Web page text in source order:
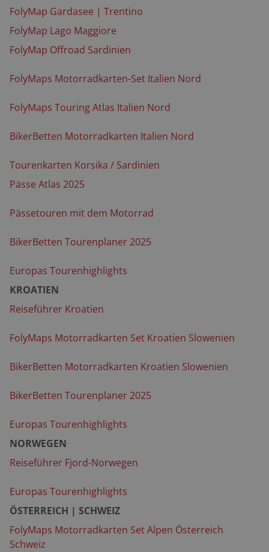
FolyMap Gardasee | Trentino
FolyMap Lago Maggiore
FolyMap Offroad Sardinien
FolyMaps Motorradkarten-Set Italien Nord
FolyMaps Touring Atlas Italien Nord
BikerBetten Motorradkarten Italien Nord
Tourenkarten Korsika / Sardinien
Pässe Atlas 2025
Pässetouren mit dem Motorrad
BikerBetten Tourenplaner 2025
Europas Tourenhighlights
KROATIEN
Reiseführer Kroatien
FolyMaps Motorradkarten Set Kroatien Slowenien
BikerBetten Motorradkarten Kroatien Slowenien
BikerBetten Tourenplaner 2025
Europas Tourenhighlights
NORWEGEN
Reiseführer Fjord-Norwegen
Europas Tourenhighlights
ÖSTERREICH | SCHWEIZ
FolyMaps Motorradkarten Set Alpen Österreich
Schweiz